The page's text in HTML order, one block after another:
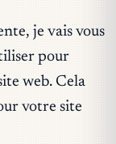
je vais vous
pour
web. Cela
votre site